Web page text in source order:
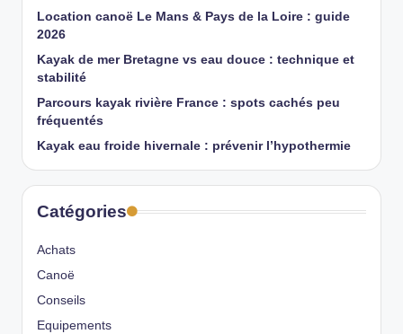
Location canoë Le Mans & Pays de la Loire : guide
2026
Kayak de mer Bretagne vs eau douce : technique et
stabilité
Parcours kayak rivière France : spots cachés peu
fréquentés
Kayak eau froide hivernale : prévenir l’hypothermie
Catégories
Achats
Canoë
Conseils
Equipements